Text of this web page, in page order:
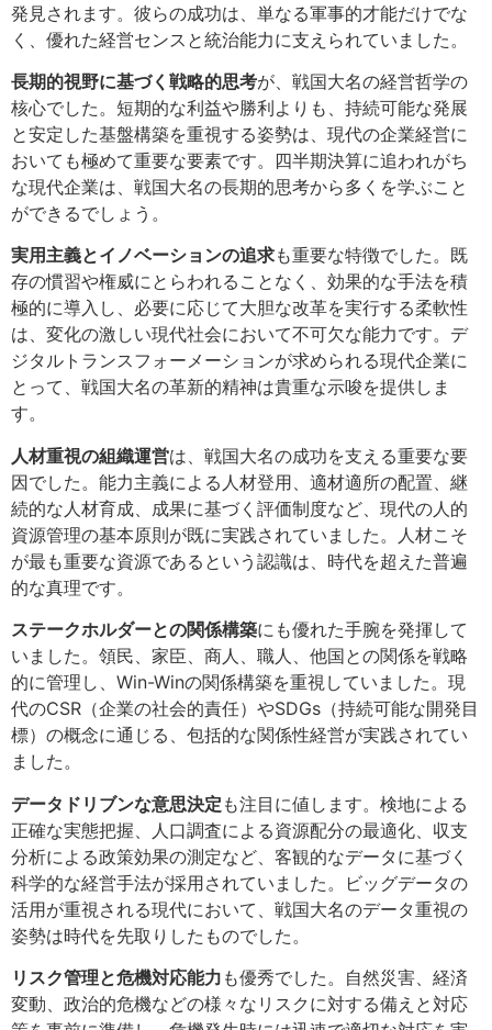
発見されます。彼らの成功は、単なる軍事的才能だけでな
く、優れた経営センスと統治能力に支えられていました。
長期的視野に基づく戦略的思考が、戦国大名の経営哲学の
核心でした。短期的な利益や勝利よりも、持続可能な発展
と安定した基盤構築を重視する姿勢は、現代の企業経営に
おいても極めて重要な要素です。四半期決算に追われがち
な現代企業は、戦国大名の長期的思考から多くを学ぶこと
ができるでしょう。
実用主義とイノベーションの追求も重要な特徴でした。既
存の慣習や権威にとらわれることなく、効果的な手法を積
極的に導入し、必要に応じて大胆な改革を実行する柔軟性
は、変化の激しい現代社会において不可欠な能力です。デ
ジタルトランスフォーメーションが求められる現代企業に
とって、戦国大名の革新的精神は貴重な示唆を提供しま
す。
人材重視の組織運営は、戦国大名の成功を支える重要な要
因でした。能力主義による人材登用、適材適所の配置、継
続的な人材育成、成果に基づく評価制度など、現代の人的
資源管理の基本原則が既に実践されていました。人材こそ
が最も重要な資源であるという認識は、時代を超えた普遍
的な真理です。
ステークホルダーとの関係構築にも優れた手腕を発揮して
いました。領民、家臣、商人、職人、他国との関係を戦略
的に管理し、Win-Winの関係構築を重視していました。現
代のCSR（企業の社会的責任）やSDGs（持続可能な開発目
標）の概念に通じる、包括的な関係性経営が実践されてい
ました。
データドリブンな意思決定 も注目に値します。検地による
正確な実態把握、人口調査による資源配分の最適化、収支
分析による政策効果の測定など、客観的なデータに基づく
科学的な経営手法が採用されていました。ビッグデータの
活用が重視される現代において、戦国大名のデータ重視の
姿勢は時代を先取りしたものでした。
リスク管理と危機対応能力 も優秀でした。自然災害、経済
変動、政治的危機などの様々なリスクに対する備えと対応